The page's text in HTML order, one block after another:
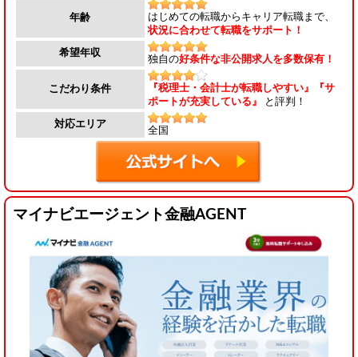
年齢
はじめての転職からキャリア転職まで、
状況に合わせて転職をサポート！
希望年収
独自の好条件な非公開求人を多数保有！
こだわり条件
『税理士・会計士が転職しやすい』『サ
ポートが充実している』
と評判！
対応エリア
全国
マイナビエージェント金融AGENT